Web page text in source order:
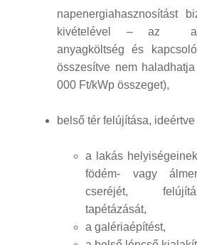
napenergiahasznosítást
kivételével – az
anyagköltség és
összesítve nem
000 Ft/kWp összeget),
belső tér felújítása, ideértve
a lakás
födém- vagy
cseréjét,
tapétázását,
a galériaépítést,